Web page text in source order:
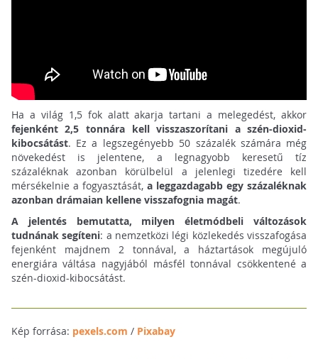
Ha a világ 1,5 fok alatt akarja tartani a melegedést, akkor
fejenként 2,5 tonnára kell visszaszorítani a szén-dioxid-
kibocsátást. Ez a legszegényebb 50 százalék számára még
növekedést is jelentene, a legnagyobb keresetű tíz
százaléknak azonban körülbelül a jelenlegi tizedére kell
mérsékelnie a fogyasztását, a leggazdagabb egy százaléknak
azonban drámaian kellene visszafognia magát.
A jelentés bemutatta, milyen életmódbeli változások
tudnának segíteni: a nemzetközi légi közlekedés visszafogása
fejenként majdnem 2 tonnával, a háztartások megújuló
energiára váltása nagyjából másfél tonnával csökkentené a
szén-dioxid-kibocsátást.
Kép forrása: pexels.com / Pixabay